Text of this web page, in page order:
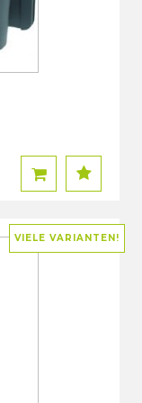
VIELE VARIANTEN!